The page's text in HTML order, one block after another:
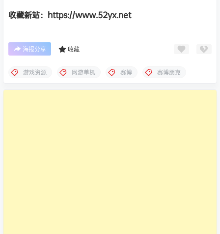
收藏新站：https://www.52yx.net
海报分享 收藏
游戏资源 网游单机 赛博 赛博朋克